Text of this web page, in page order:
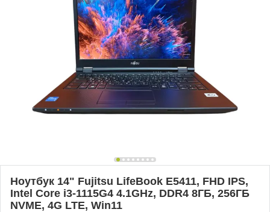
Ноутбук 14" Fujitsu LifeBook E5411, FHD IPS,
Intel Core i3-1115G4 4.1GHz, DDR4 8ГБ, 256ГБ
NVME, 4G LTE, Win11